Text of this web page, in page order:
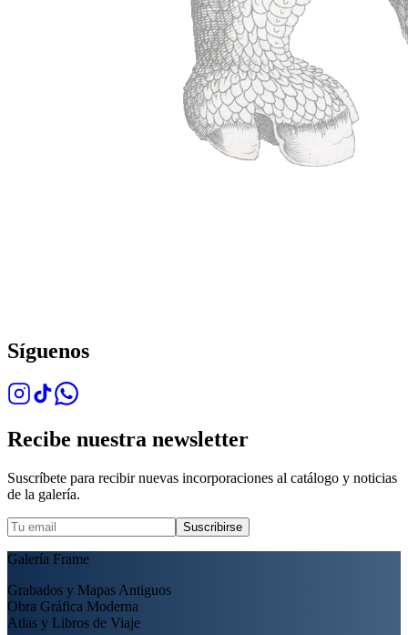
Síguenos
Recibe nuestra newsletter
Suscríbete para recibir nuevas incorporaciones al catálogo y noticias
de la galería.
Suscribirse
Galería Frame
Grabados y Mapas Antiguos
Obra Gráfica Moderna
Atlas y Libros de Viaje